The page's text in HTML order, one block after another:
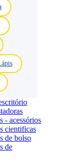
- acessórios
cientificas
de bolso
de